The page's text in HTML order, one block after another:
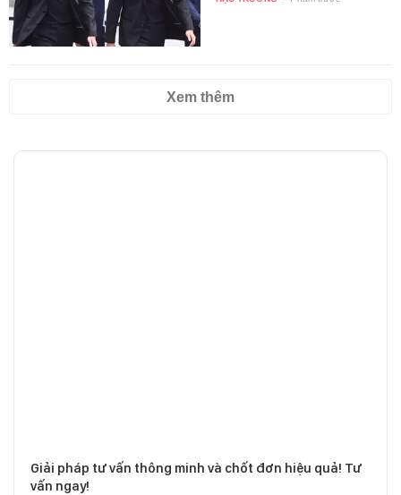
Xem thêm
Giải pháp tư vấn thông minh và chốt đơn hiệu quả! Tư
vấn ngay!